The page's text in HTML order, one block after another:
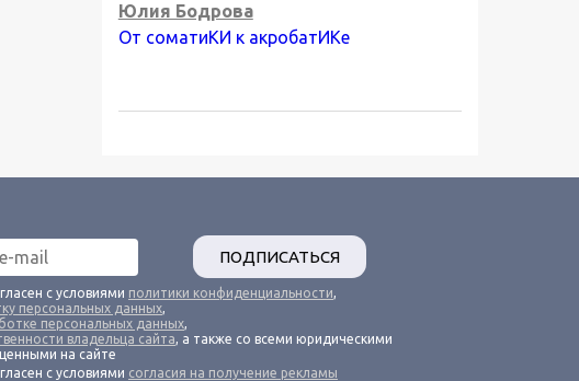
Юлия Бодрова
От соматиКИ к акробатИКе
ПОДПИСАТЬСЯ
с условиями политики конфиденциальности,
персональных данных,
персональных данных,
владельца сайта, а также со всеми юридическими
на сайте
с условиями согласия на получение рекламы